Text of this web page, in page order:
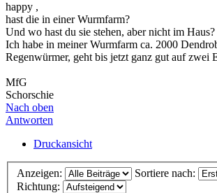
happy ,
hast die in einer Wurmfarm?
Und wo hast du sie stehen, aber nicht im Haus?
Ich habe in meiner Wurmfarm ca. 2000
Regenwürmer, geht bis jetzt ganz gut auf zwei
MfG
Schorschie
Nach oben
Antworten
Druckansicht
Anzeigen:
Sortiere nach:
Richtung: